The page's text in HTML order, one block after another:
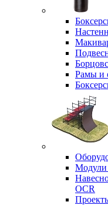
Рамы и
Модули
OCR